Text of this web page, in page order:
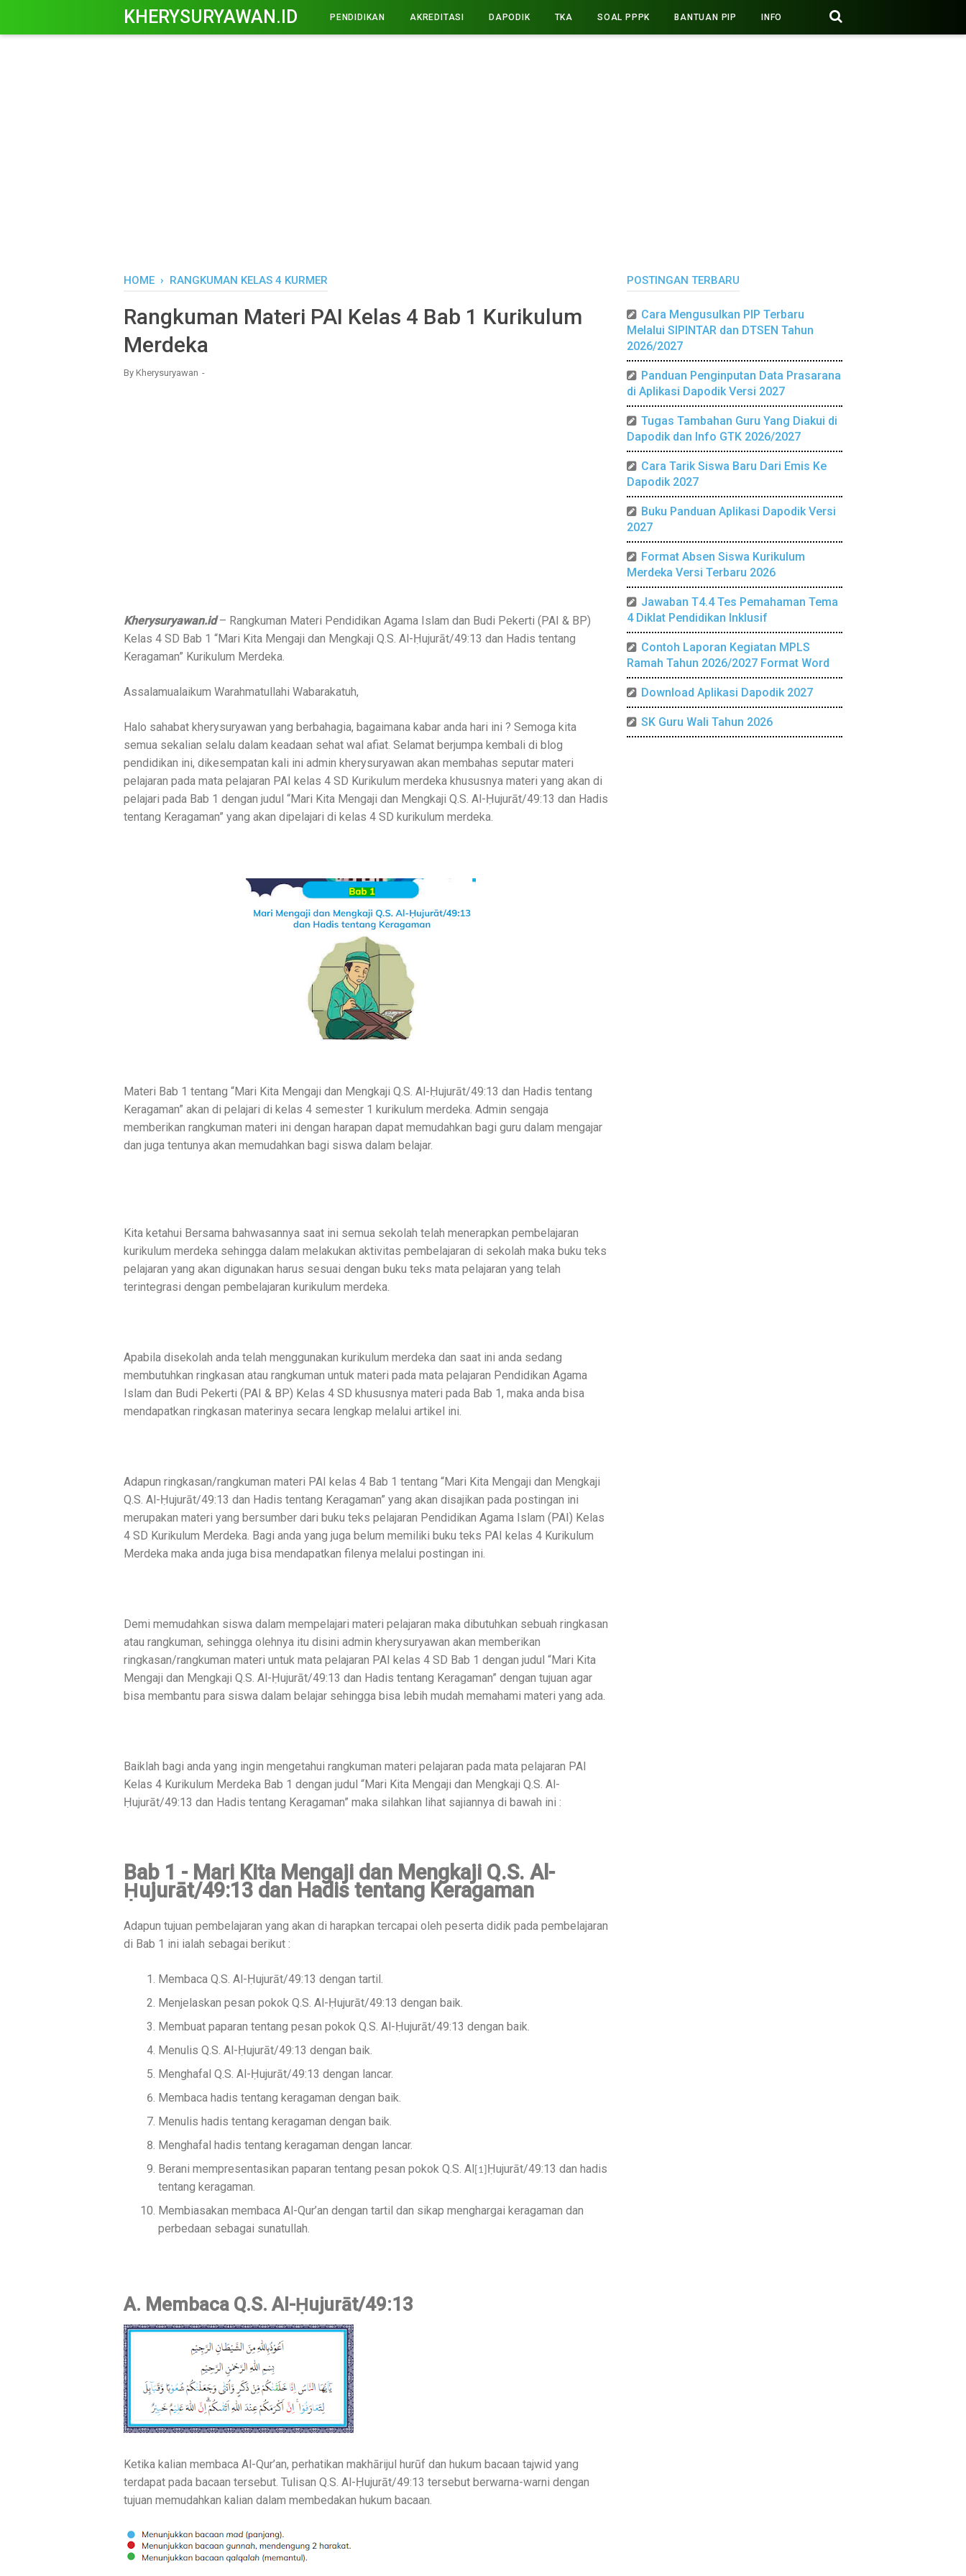
KHERYSURYAWAN.ID PENDIDIKAN AKREDITASI DAPODIK TKA SOAL PPPK BANTUAN PIP INFO
HOME › RANGKUMAN KELAS 4 KURMER
Rangkuman Materi PAI Kelas 4 Bab 1 Kurikulum
Merdeka
By Kherysuryawan
Kherysuryawan.id– Rangkuman Materi Pendidikan Agama Islam dan Budi Pekerti (PAI & BP)
Kelas 4 SD Bab 1 “Mari Kita Mengaji dan Mengkaji Q.S. Al-Ḥujurāt/49:13 dan Hadis tentang
Keragaman” Kurikulum Merdeka.
Assalamualaikum Warahmatullahi Wabarakatuh,
Halo sahabat kherysuryawan yang berbahagia, bagaimana kabar anda hari ini ? Semoga kita
semua sekalian selalu dalam keadaan sehat wal afiat. Selamat berjumpa kembali di blog
pendidikan ini, dikesempatan kali ini admin kherysuryawan akan membahas seputar materi
pelajaran pada mata pelajaran PAI kelas 4 SD Kurikulum merdeka khususnya materi yang akan di
pelajari pada Bab 1 dengan judul “Mari Kita Mengaji dan Mengkaji Q.S. Al-Ḥujurāt/49:13 dan Hadis
tentang Keragaman” yang akan dipelajari di kelas 4 SD kurikulum merdeka.
Materi Bab 1 tentang “Mari Kita Mengaji dan Mengkaji Q.S. Al-Ḥujurāt/49:13 dan Hadis tentang
Keragaman” akan di pelajari di kelas 4 semester 1 kurikulum merdeka. Admin sengaja
memberikan rangkuman materi ini dengan harapan dapat memudahkan bagi guru dalam mengajar
dan juga tentunya akan memudahkan bagi siswa dalam belajar.
Kita ketahui Bersama bahwasannya saat ini semua sekolah telah menerapkan pembelajaran
kurikulum merdeka sehingga dalam melakukan aktivitas pembelajaran di sekolah maka buku teks
pelajaran yang akan digunakan harus sesuai dengan buku teks mata pelajaran yang telah
terintegrasi dengan pembelajaran kurikulum merdeka.
Apabila disekolah anda telah menggunakan kurikulum merdeka dan saat ini anda sedang
membutuhkan ringkasan atau rangkuman untuk materi pada mata pelajaran Pendidikan Agama
Islam dan Budi Pekerti (PAI & BP) Kelas 4 SD khususnya materi pada Bab 1, maka anda bisa
mendapatkan ringkasan materinya secara lengkap melalui artikel ini.
Adapun ringkasan/rangkuman materi PAI kelas 4 Bab 1 tentang “Mari Kita Mengaji dan Mengkaji
Q.S. Al-Ḥujurāt/49:13 dan Hadis tentang Keragaman” yang akan disajikan pada postingan ini
merupakan materi yang bersumber dari buku teks pelajaran Pendidikan Agama Islam (PAI) Kelas
4 SD Kurikulum Merdeka. Bagi anda yang juga belum memiliki buku teks PAI kelas 4 Kurikulum
Merdeka maka anda juga bisa mendapatkan filenya melalui postingan ini.
Demi memudahkan siswa dalam mempelajari materi pelajaran maka dibutuhkan sebuah ringkasan
atau rangkuman, sehingga olehnya itu disini admin kherysuryawan akan memberikan
ringkasan/rangkuman materi untuk mata pelajaran PAI kelas 4 SD Bab 1 dengan judul “Mari Kita
Mengaji dan Mengkaji Q.S. Al-Ḥujurāt/49:13 dan Hadis tentang Keragaman” dengan tujuan agar
bisa membantu para siswa dalam belajar sehingga bisa lebih mudah memahami materi yang ada.
Baiklah bagi anda yang ingin mengetahui rangkuman materi pelajaran pada mata pelajaran PAI
Kelas 4 Kurikulum Merdeka Bab 1 dengan judul “Mari Kita Mengaji dan Mengkaji Q.S. Al-
Ḥujurāt/49:13 dan Hadis tentang Keragaman” maka silahkan lihat sajiannya di bawah ini :
Bab 1 - Mari Kita Mengaji dan Mengkaji Q.S. Al-
Ḥujurāt/49:13 dan Hadis tentang Keragaman
Adapun tujuan pembelajaran yang akan di harapkan tercapai oleh peserta didik pada pembelajaran
di Bab 1 ini ialah sebagai berikut :
Membaca Q.S. Al-Ḥujurāt/49:13 dengan tartil.
Menjelaskan pesan pokok Q.S. Al-Ḥujurāt/49:13 dengan baik.
Membuat paparan tentang pesan pokok Q.S. Al-Ḥujurāt/49:13 dengan baik.
Menulis Q.S. Al-Ḥujurāt/49:13 dengan baik.
Menghafal Q.S. Al-Ḥujurāt/49:13 dengan lancar.
Membaca hadis tentang keragaman dengan baik.
Menulis hadis tentang keragaman dengan baik.
Menghafal hadis tentang keragaman dengan lancar.
Berani mempresentasikan paparan tentang pesan pokok Q.S. Al [1] Ḥujurāt/49:13 dan hadis
tentang keragaman.
Membiasakan membaca Al-Qur’an dengan tartil dan sikap menghargai keragaman dan
perbedaan sebagai sunatullah.
A. Membaca Q.S. Al-Ḥujurāt/49:13
Ketika kalian membaca Al-Qur’an, perhatikan makhārijul hurūf dan hukum bacaan tajwid yang
terdapat pada bacaan tersebut. Tulisan Q.S. Al-Ḥujurāt/49:13 tersebut berwarna-warni dengan
tujuan memudahkan kalian dalam membedakan hukum bacaan.
POSTINGAN TERBARU
Cara Mengusulkan PIP Terbaru
Melalui SIPINTAR dan DTSEN Tahun
2026/2027
Panduan Penginputan Data Prasarana
di Aplikasi Dapodik Versi 2027
Tugas Tambahan Guru Yang Diakui di
Dapodik dan Info GTK 2026/2027
Cara Tarik Siswa Baru Dari Emis Ke
Dapodik 2027
Buku Panduan Aplikasi Dapodik Versi
2027
Format Absen Siswa Kurikulum
Merdeka Versi Terbaru 2026
Jawaban T4.4 Tes Pemahaman Tema
4 Diklat Pendidikan Inklusif
Contoh Laporan Kegiatan MPLS
Ramah Tahun 2026/2027 Format Word
Download Aplikasi Dapodik 2027
SK Guru Wali Tahun 2026